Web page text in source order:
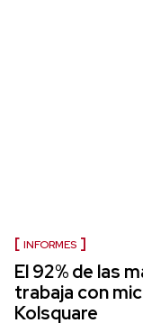
INFORMES
El 92% de las
trabaja con
Kolsquare